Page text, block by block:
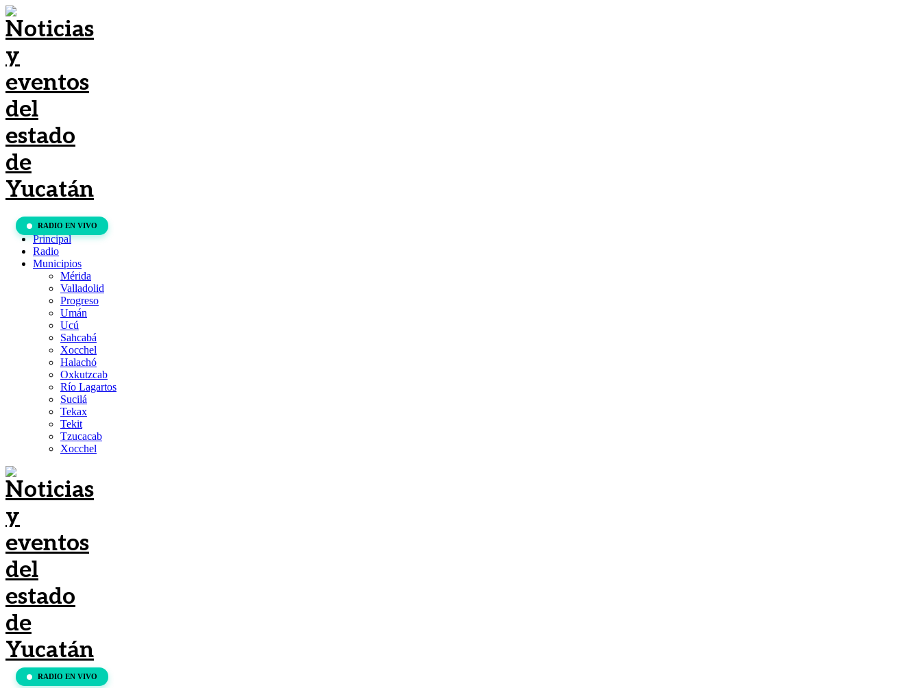
RADIO EN VIVO
Principal
Radio
Municipios
Mérida
Valladolid
Progreso
Umán
Ucú
Sahcabá
Xocchel
Halachó
Oxkutzcab
Río Lagartos
Sucilá
Tekax
Tekit
Tzucacab
Xocchel
RADIO EN VIVO